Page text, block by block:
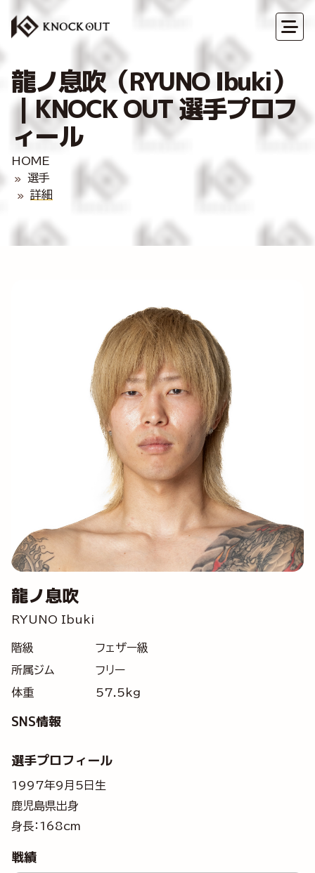
龍ノ息吹（RYUNO Ibuki）
｜KNOCK OUT 選手プロフ
ィール
HOME
選手
詳細
龍ノ息吹
RYUNO Ibuki
階級
フェザー級
所属ジム
フリー
体重
57.5kg
SNS情報
選手プロフィール
1997年9月5日生
鹿児島県出身
身長：168cm
戦績